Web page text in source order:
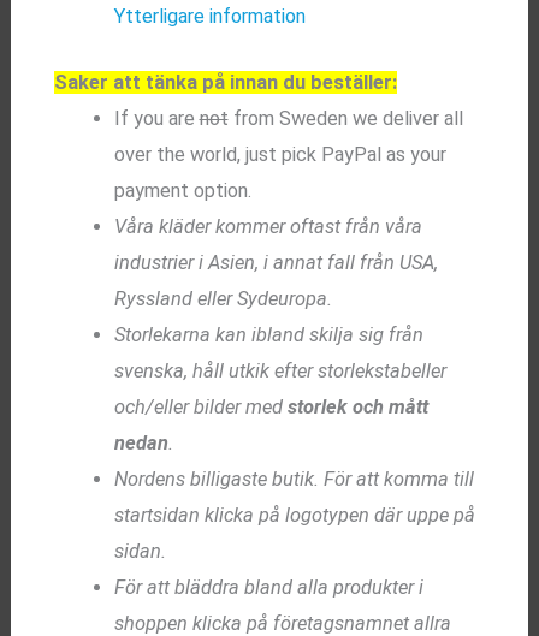
Ytterligare information
Saker att tänka på innan du beställer:
If you arenotfrom Sweden we deliver all
over the world, just pick PayPal as your
payment option.
Våra kläder kommer oftast från våra
industrier i Asien, i annat fall från USA,
Ryssland eller Sydeuropa.
Storlekarna kan ibland skilja sig från
svenska, håll utkik efter storlekstabeller
och/eller bilder med storlek och mått
nedan
Nordens billigaste butik. För att komma till
startsidan klicka på logotypen där uppe på
sidan.
För att bläddra bland alla produkter i
shoppen klicka på företagsnamnet allra